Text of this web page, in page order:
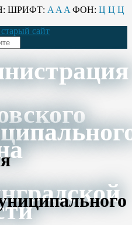
ШРИФТ: A A A ФОН: Ц Ц Ц
сайт